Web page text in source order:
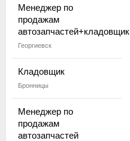
Менеджер по
продажам
автозапчастей+кладовщик
Георгиевск
Кладовщик
Бронницы
Менеджер по
продажам
автозапчастей